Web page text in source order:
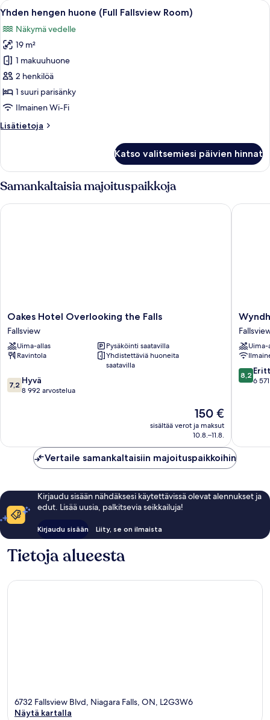
Avaa
kaikki
huonetyypin
Yhden
hengen
huone
(Full
Fallsview
kuvat
Hotellihuone, jossa on suuri ikkuna,
5
Yhden hengen huone (Full Fallsview Room)
Näkymä vedelle
19 m²
1 makuuhuone
2 henkilöä
1 suuri parisänky
Ilmainen Wi-Fi
Lisätietoja
Lisätietoja
huone
(Full
Fallsview
Room)
Katso valitsemiesi päivien hinnat
Samankaltaisia majoituspaikkoja
Oakes
Hotel
Overlooking
the
Falls
Oakes Hotel Overlooking the Falls
Fallsview
Uima-allas
Pysäköinti saatavilla
Ravintola
Yhdistettäviä huoneita
saatavilla
7.2
kautta
7,2 Hyvä
8 992 arvostelua
Hinta
on
150 €
150 €
sisältää verot ja maksut
10.8.–11.8.
Oakes Hotel Overlooking the Falls
Grand
HotelUima-
8.2
kautta
8,2
6
Vertaile samankaltaisiin majoituspaikkoihin
Kirjaudu sisään nähdäksesi käytettävissä olevat alennukset ja
edut. Lisää uusia, palkitsevia seikkailuja!
Kirjaudu sisään Liity, se on ilmaista
Tietoja alueesta
6732 Fallsview Blvd, Niagara Falls, ON, L2G3W6
Näytä kartalla